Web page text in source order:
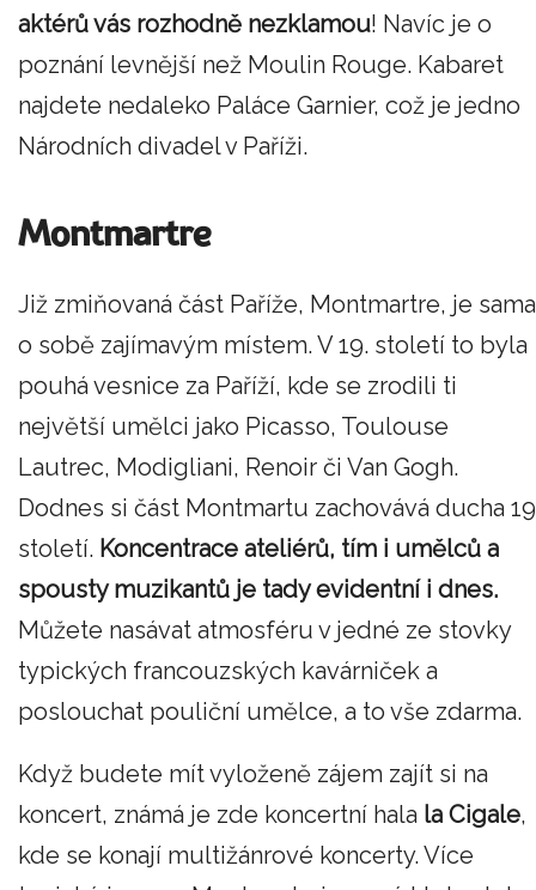
aktérů vás rozhodně nezklamou! Navíc je o
poznání levnější než Moulin Rouge. Kabaret
najdete nedaleko Paláce Garnier, což je jedno
Národních divadel v Paříži.
Montmartre
Již zmiňovaná část Paříže, Montmartre, je sama
o sobě zajímavým místem. V 19. století to byla
pouhá vesnice za Paříží, kde se zrodili ti
největší umělci jako Picasso, Toulouse
Lautrec, Modigliani, Renoir či Van Gogh.
Dodnes si část Montmartu zachovává ducha
století. Koncentrace ateliérů, tím i umělců a
spousty muzikantů je tady evidentní i dnes.
Můžete nasávat atmosféru v jedné ze stovky
typických francouzských kavárniček a
poslouchat pouliční umělce, a to vše zdarma.
Když budete mít vyloženě zájem zajít si na
koncert, známá je zde koncertní hala la Cigale,
kde se konají multižánrové koncerty. Více